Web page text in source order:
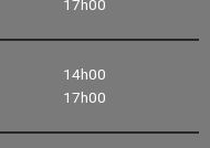
17h00
14h00
17h00